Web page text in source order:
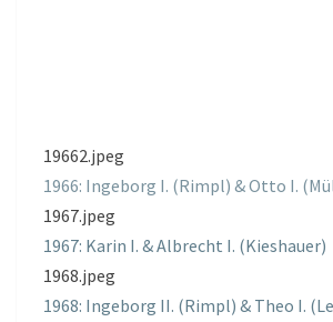
19662.jpeg
1966: Ingeborg I. (Rimpl) & Otto I.
1967.jpeg
1967: Karin I. & Albrecht I. (Kieshauer)
1968.jpeg
1968: Ingeborg II. (Rimpl) & Theo I.